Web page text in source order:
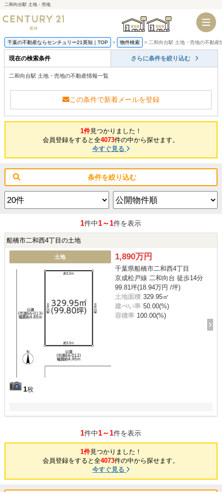
二和向台駅 土地・売地
千葉店 船橋店
千葉の不動産ならセンチュリー21英知｜TOP 物件検索 二和向台駅 土地・売地の不動産
現在の検索条件 さらに条件を絞り込む
二和向台駅 土地・売地の不動産情報一覧
この条件で新着メールを登録
1件見つかりました！
会員登録をすると全4073件の中から探せます。
今すぐ見る
条件を絞り込む
1件中1～1件を表示
船橋市二和西4丁目の土地
土地
1枚
1,890万円
千葉県船橋市二和西4丁目
京成松戸線 二和向台 徒歩14分
99.81坪(18.94万円 /坪)
土地面積 329.95㎡
建ぺい率 50.00(%)
容積率 100.00(%)
1件中1～1件を表示
1件見つかりました！
会員登録をすると全4073件の中から探せます。
今すぐ見る